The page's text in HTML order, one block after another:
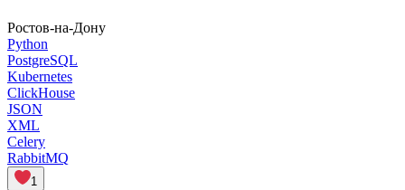
Ростов-на-Дону
Python
PostgreSQL
Kubernetes
ClickHouse
JSON
XML
Celery
RabbitMQ
1